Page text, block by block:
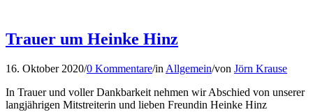
Trauer um Heinke Hinz
16. Oktober 2020/0 Kommentare/in Allgemein/von Jörn Krause
In Trauer und voller Dankbarkeit nehmen wir Abschied von unserer
langjährigen Mitstreiterin und lieben Freundin Heinke Hinz